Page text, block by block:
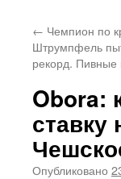
← Чемпион по
Штрумпфель
рекорд. Пивные
Obora:
ставку
Опубликовано